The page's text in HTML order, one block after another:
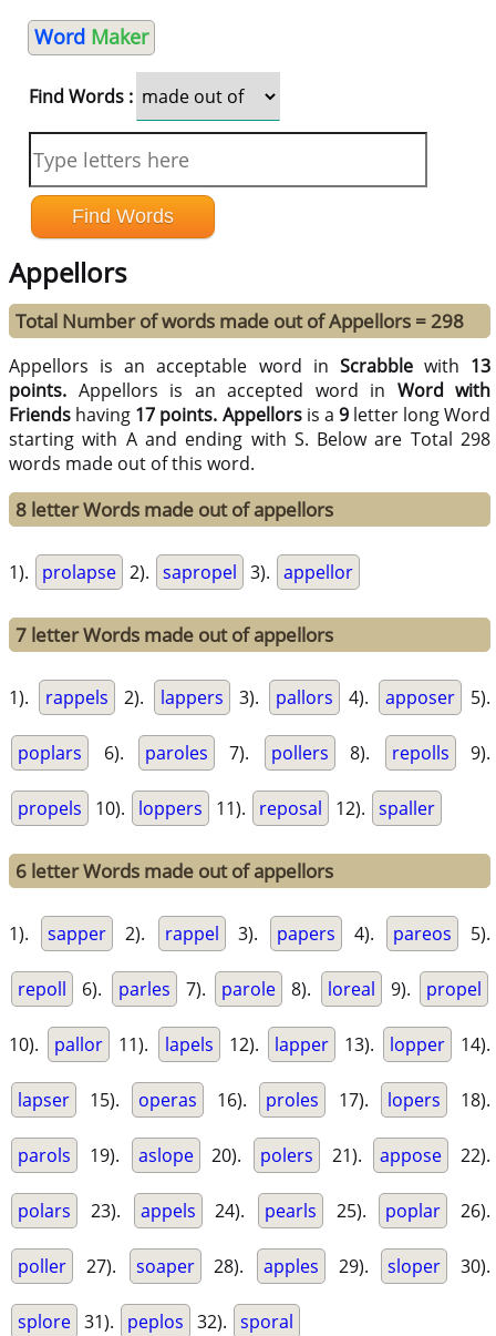
Word Maker
Find Words :
Appellors
Total Number of words made out of Appellors = 298
Appellors is an acceptable word in Scrabblewith 13
points. Appellors is an accepted word in Word with
Friends having 17 points. Appellorsis a 9letter long Word
starting with A and ending with S. Below are Total 298
words made out of this word.
8 letter Words made out of appellors
1). prolapse 2). sapropel 3). appellor
7 letter Words made out of appellors
1). rappels 2). lappers 3). pallors 4). apposer 5).
poplars 6). paroles 7). pollers 8). repolls 9).
propels 10). loppers 11). reposal 12). spaller
6 letter Words made out of appellors
1). sapper 2). rappel 3). papers 4). pareos 5).
repoll 6). parles 7). parole 8). loreal 9). propel
10). pallor 11). lapels 12). lapper 13). lopper 14).
lapser 15). operas 16). proles 17). lopers 18).
parols 19). aslope 20). polers 21). appose 22).
polars 23). appels 24). pearls 25). poplar 26).
poller 27). soaper 28). apples 29). sloper 30).
splore 31). peplos 32). sporal